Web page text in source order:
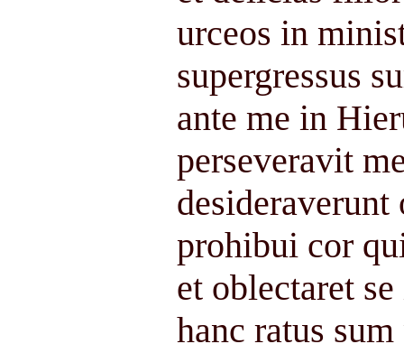
urceos in
supergressus
ante me in
perseveravit
prohibui cor
et oblectaret
hanc ratus